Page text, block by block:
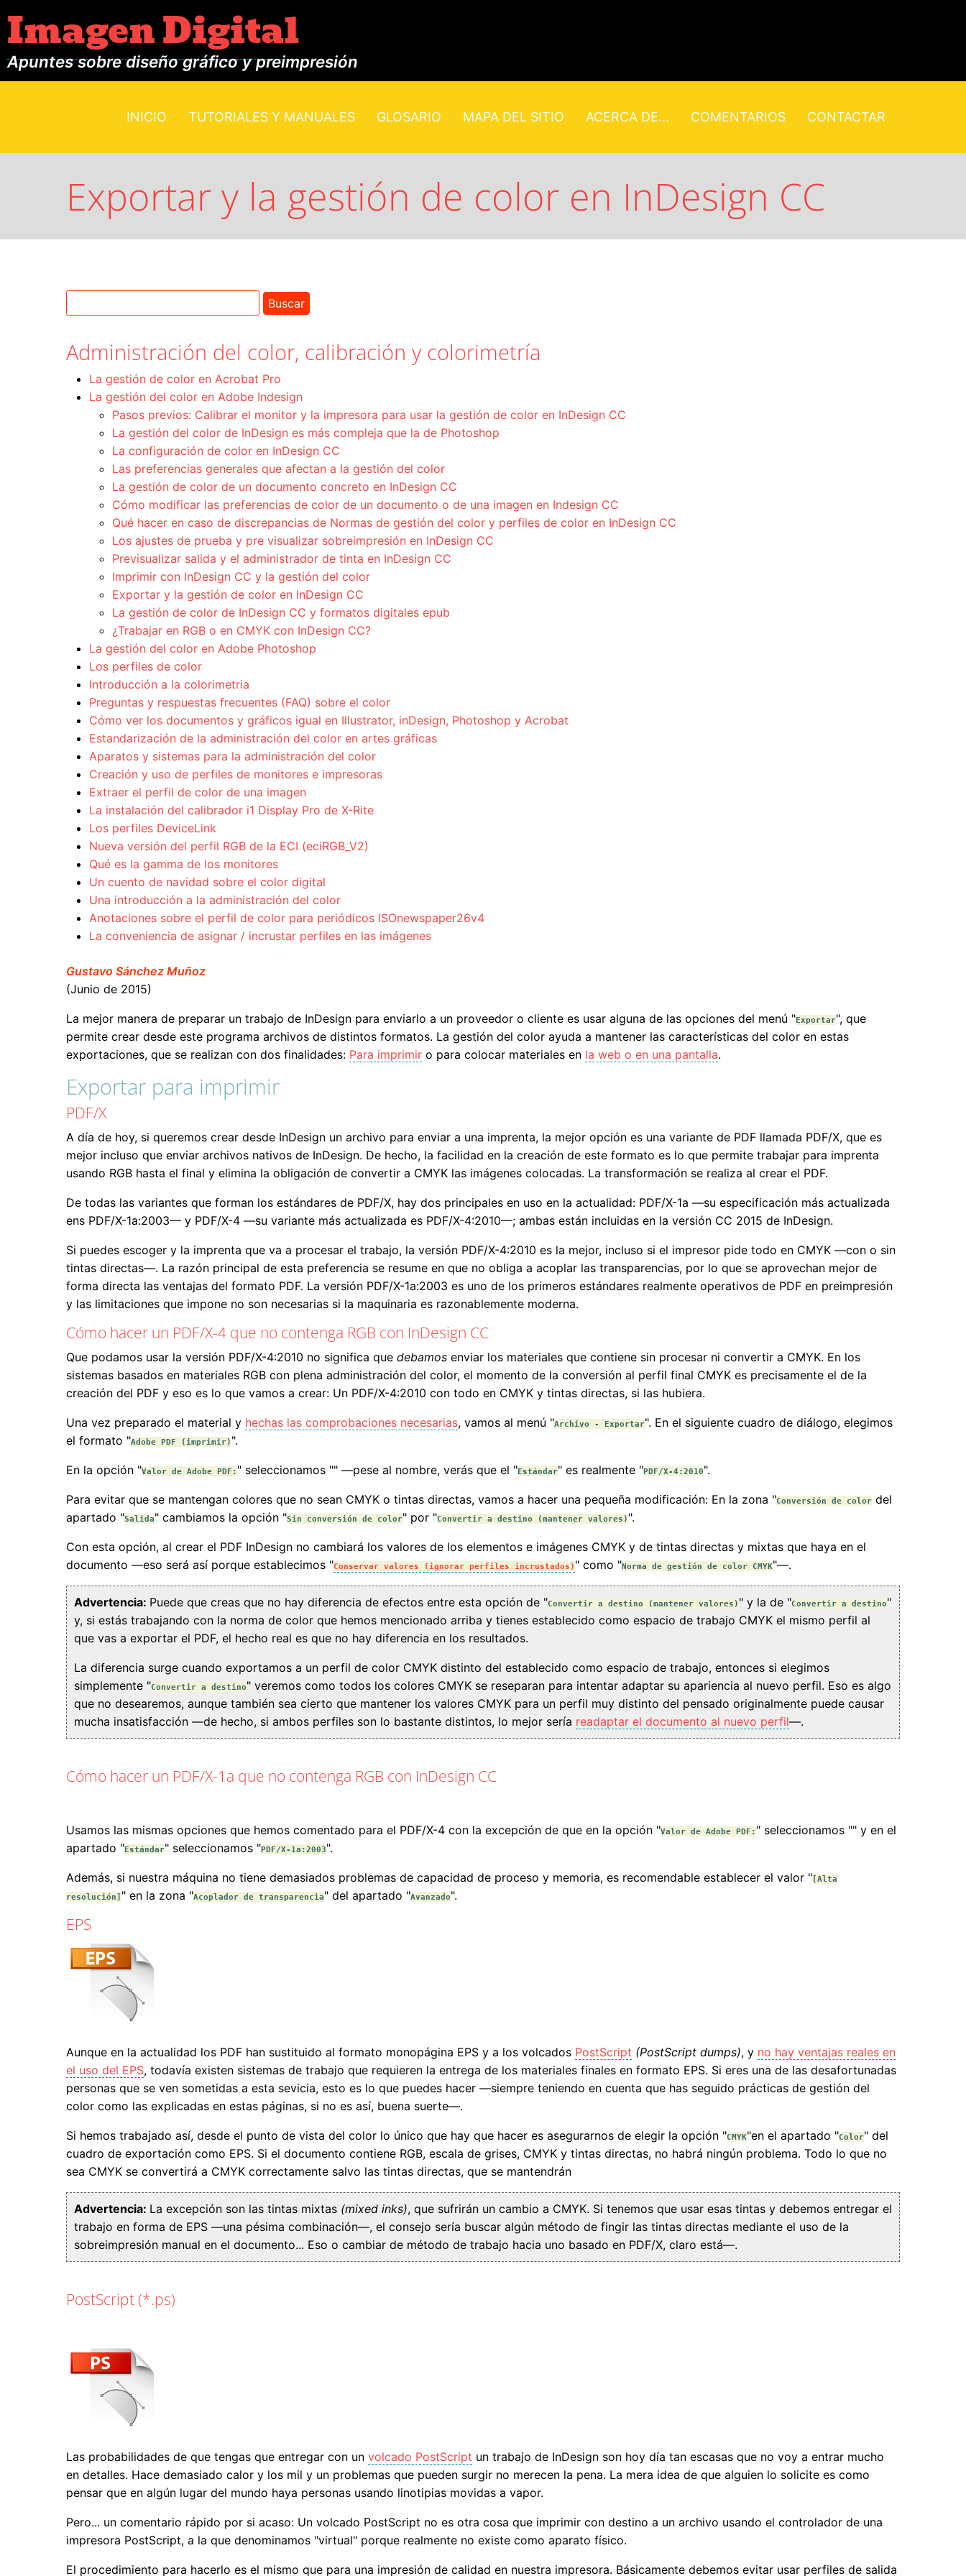
Imagen Digital
Apuntes sobre diseño gráfico y preimpresión
INICIO TUTORIALES Y MANUALES GLOSARIO MAPA DEL SITIO ACERCA DE... COMENTARIOS CONTACTAR
Exportar y la gestión de color en InDesign CC
Administración del color, calibración y colorimetría
La gestión de color en Acrobat Pro
La gestión del color en Adobe Indesign
Pasos previos: Calibrar el monitor y la impresora para usar la gestión de color en InDesign CC
La gestión del color de InDesign es más compleja que la de Photoshop
La configuración de color en InDesign CC
Las preferencias generales que afectan a la gestión del color
La gestión de color de un documento concreto en InDesign CC
Cómo modificar las preferencias de color de un documento o de una imagen en Indesign CC
Qué hacer en caso de discrepancias de Normas de gestión del color y perfiles de color en InDesign CC
Los ajustes de prueba y pre visualizar sobreimpresión en InDesign CC
Previsualizar salida y el administrador de tinta en InDesign CC
Imprimir con InDesign CC y la gestión del color
Exportar y la gestión de color en InDesign CC
La gestión de color de InDesign CC y formatos digitales epub
¿Trabajar en RGB o en CMYK con InDesign CC?
La gestión del color en Adobe Photoshop
Los perfiles de color
Introducción a la colorimetria
Preguntas y respuestas frecuentes (FAQ) sobre el color
Cómo ver los documentos y gráficos igual en Illustrator, inDesign, Photoshop y Acrobat
Estandarización de la administración del color en artes gráficas
Aparatos y sistemas para la administración del color
Creación y uso de perfiles de monitores e impresoras
Extraer el perfil de color de una imagen
La instalación del calibrador i1 Display Pro de X-Rite
Los perfiles DeviceLink
Nueva versión del perfil RGB de la ECI (eciRGB_V2)
Qué es la gamma de los monitores
Un cuento de navidad sobre el color digital
Una introducción a la administración del color
Anotaciones sobre el perfil de color para periódicos ISOnewspaper26v4
La conveniencia de asignar / incrustar perfiles en las imágenes
Gustavo Sánchez Muñoz
(Junio de 2015)
La mejor manera de preparar un trabajo de InDesign para enviarlo a un proveedor o cliente es usar alguna de las opciones del menú "Exportar", que
permite crear desde este programa archivos de distintos formatos. La gestión del color ayuda a mantener las características del color en estas
exportaciones, que se realizan con dos finalidades: Para imprimir o para colocar materiales en la web o en una pantalla.
Exportar para imprimir
PDF/X
A día de hoy, si queremos crear desde InDesign un archivo para enviar a una imprenta, la mejor opción es una variante de PDF llamada PDF/X, que es
mejor incluso que enviar archivos nativos de InDesign. De hecho, la facilidad en la creación de este formato es lo que permite trabajar para imprenta
usando RGB hasta el final y elimina la obligación de convertir a CMYK las imágenes colocadas. La transformación se realiza al crear el PDF.
De todas las variantes que forman los estándares de PDF/X, hay dos principales en uso en la actualidad: PDF/X-1a —su especificación más actualizada
ens PDF/X-1a:2003— y PDF/X-4 —su variante más actualizada es PDF/X-4:2010—; ambas están incluidas en la versión CC 2015 de InDesign.
Si puedes escoger y la imprenta que va a procesar el trabajo, la versión PDF/X-4:2010 es la mejor, incluso si el impresor pide todo en CMYK —con o sin
tintas directas—. La razón principal de esta preferencia se resume en que no obliga a acoplar las transparencias, por lo que se aprovechan mejor de
forma directa las ventajas del formato PDF. La versión PDF/X-1a:2003 es uno de los primeros estándares realmente operativos de PDF en preimpresión
y las limitaciones que impone no son necesarias si la maquinaria es razonablemente moderna.
Cómo hacer un PDF/X-4 que no contenga RGB con InDesign CC
Que podamos usar la versión PDF/X-4:2010 no significa que debamos enviar los materiales que contiene sin procesar ni convertir a CMYK. En los
sistemas basados en materiales RGB con plena administración del color, el momento de la conversión al perfil final CMYK es precisamente el de la
creación del PDF y eso es lo que vamos a crear: Un PDF/X-4:2010 con todo en CMYK y tintas directas, si las hubiera.
Una vez preparado el material y hechas las comprobaciones necesarias, vamos al menú "Archivo - Exportar". En el siguiente cuadro de diálogo, elegimos
el formato "Adobe PDF (imprimir) ".
En la opción "Valor de Adobe PDF: " seleccionamos "" —pese al nombre, verás que el "Estándar" es realmente "PDF/X-4:2010".
Para evitar que se mantengan colores que no sean CMYK o tintas directas, vamos a hacer una pequeña modificación: En la zona "Conversión de color del
apartado "Salida" cambiamos la opción "Sin conversión de color" por "Convertir a destino (mantener valores) ".
Con esta opción, al crear el PDF InDesign no cambiará los valores de los elementos e imágenes CMYK y de tintas directas y mixtas que haya en el
documento —eso será así porque establecimos "Conservar valores (ignorar perfiles incrustados) " como "Norma de gestión de color CMYK"—.
Advertencia: Puede que creas que no hay diferencia de efectos entre esta opción de "Convertir a destino (mantener valores) " y la de "Convertir a destino"
y, si estás trabajando con la norma de color que hemos mencionado arriba y tienes establecido como espacio de trabajo CMYK el mismo perfil al
que vas a exportar el PDF, el hecho real es que no hay diferencia en los resultados.
La diferencia surge cuando exportamos a un perfil de color CMYK distinto del establecido como espacio de trabajo, entonces si elegimos
simplemente "Convertir a destino" veremos como todos los colores CMYK se reseparan para intentar adaptar su apariencia al nuevo perfil. Eso es algo
que no desearemos, aunque también sea cierto que mantener los valores CMYK para un perfil muy distinto del pensado originalmente puede causar
mucha insatisfacción —de hecho, si ambos perfiles son lo bastante distintos, lo mejor sería readaptar el documento al nuevo perfil—.
Cómo hacer un PDF/X-1a que no contenga RGB con InDesign CC
Usamos las mismas opciones que hemos comentado para el PDF/X-4 con la excepción de que en la opción "Valor de Adobe PDF: " seleccionamos "" y en el
apartado "Estándar" seleccionamos "PDF/X-1a:2003".
Además, si nuestra máquina no tiene demasiados problemas de capacidad de proceso y memoria, es recomendable establecer el valor " [Alta
resolución] " en la zona "Acoplador de transparencia" del apartado "Avanzado".
EPS
Aunque en la actualidad los PDF han sustituido al formato monopágina EPS y a los volcados PostScript (PostScript dumps), y no hay ventajas reales en
el uso del EPS, todavía existen sistemas de trabajo que requieren la entrega de los materiales finales en formato EPS. Si eres una de las desafortunadas
personas que se ven sometidas a esta sevicia, esto es lo que puedes hacer —siempre teniendo en cuenta que has seguido prácticas de gestión del
color como las explicadas en estas páginas, si no es así, buena suerte—.
Si hemos trabajado así, desde el punto de vista del color lo único que hay que hacer es asegurarnos de elegir la opción "CMYK"en el apartado "Color" del
cuadro de exportación como EPS. Si el documento contiene RGB, escala de grises, CMYK y tintas directas, no habrá ningún problema. Todo lo que no
sea CMYK se convertirá a CMYK correctamente salvo las tintas directas, que se mantendrán
Advertencia: La excepción son las tintas mixtas (mixed inks), que sufrirán un cambio a CMYK. Si tenemos que usar esas tintas y debemos entregar el
trabajo en forma de EPS —una pésima combinación—, el consejo sería buscar algún método de fingir las tintas directas mediante el uso de la
sobreimpresión manual en el documento... Eso o cambiar de método de trabajo hacia uno basado en PDF/X, claro está—.
PostScript (*.ps)
Las probabilidades de que tengas que entregar con un volcado PostScript un trabajo de InDesign son hoy día tan escasas que no voy a entrar mucho
en detalles. Hace demasiado calor y los mil y un problemas que pueden surgir no merecen la pena. La mera idea de que alguien lo solicite es como
pensar que en algún lugar del mundo haya personas usando linotipias movidas a vapor.
Pero... un comentario rápido por si acaso: Un volcado PostScript no es otra cosa que imprimir con destino a un archivo usando el controlador de una
impresora PostScript, a la que denominamos "virtual" porque realmente no existe como aparato físico.
El procedimiento para hacerlo es el mismo que para una impresión de calidad en nuestra impresora. Básicamente debemos evitar usar perfiles de salida